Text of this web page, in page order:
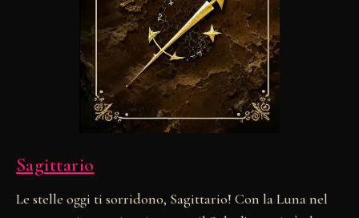
Sagittario
Le stelle oggi ti sorridono, Sagittario! Con la Luna nel